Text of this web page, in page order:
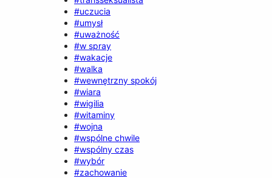
#uczucia
#umysł
#uważność
#w spray
#wakacje
#walka
#wewnętrzny spokój
#wiara
#wigilia
#witaminy
#wojna
#wspólne chwile
#wspólny czas
#wybór
#zachowanie